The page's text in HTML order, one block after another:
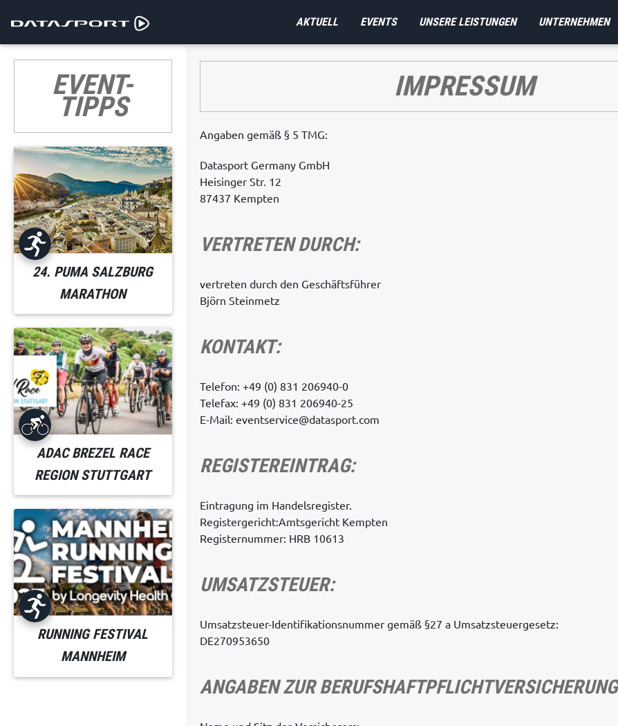
AKTUELL EVENTS UNSERE LEISTUNGEN UNTERNEHMEN
IMPRESSUM
Angaben gemäß § 5 TMG:
Datasport Germany GmbH
Heisinger Str. 12
87437 Kempten
VERTRETEN DURCH:
vertreten durch den Geschäftsführer
Björn Steinmetz
KONTAKT:
Telefon: +49 (0) 831 206940-0
Telefax: +49 (0) 831 206940-25
E-Mail: eventservice@datasport.com
REGISTEREINTRAG:
Eintragung im Handelsregister.
Registergericht:Amtsgericht Kempten
Registernummer: HRB 10613
UMSATZSTEUER:
Umsatzsteuer-Identifikationsnummer gemäß §27 a Umsatzsteuergesetz:
DE270953650
ANGABEN ZUR BERUFSHAFTPFLICHTVERSICHERUNG
EVENT-
TIPPS
24. PUMA SALZBURG
MARATHON
ADAC BREZEL RACE
REGION STUTTGART
RUNNING FESTIVAL
MANNHEIM